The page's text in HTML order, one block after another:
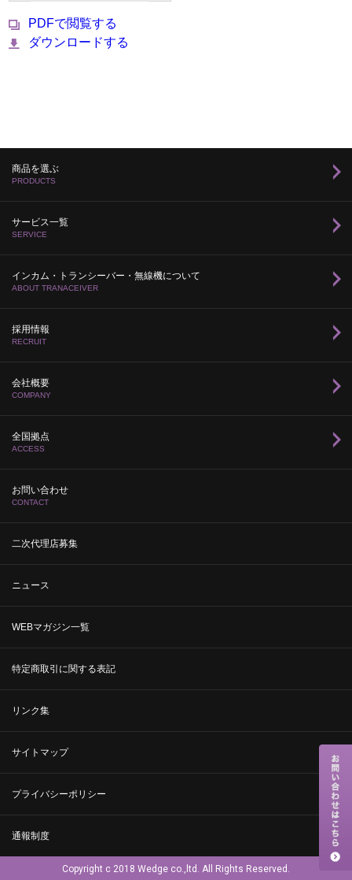
PDFで閲覧する
ダウンロードする
商品を選ぶ
PRODUCTS
サービス一覧
SERVICE
インカム・トランシーバー・無線機について
ABOUT TRANACEIVER
採用情報
RECRUIT
会社概要
COMPANY
全国拠点
ACCESS
お問い合わせ
CONTACT
二次代理店募集
ニュース
WEBマガジン一覧
特定商取引に関する表記
リンク集
サイトマップ
プライバシーポリシー
通報制度
Copyright c 2018 Wedge co.,ltd. All Rights Reserved.